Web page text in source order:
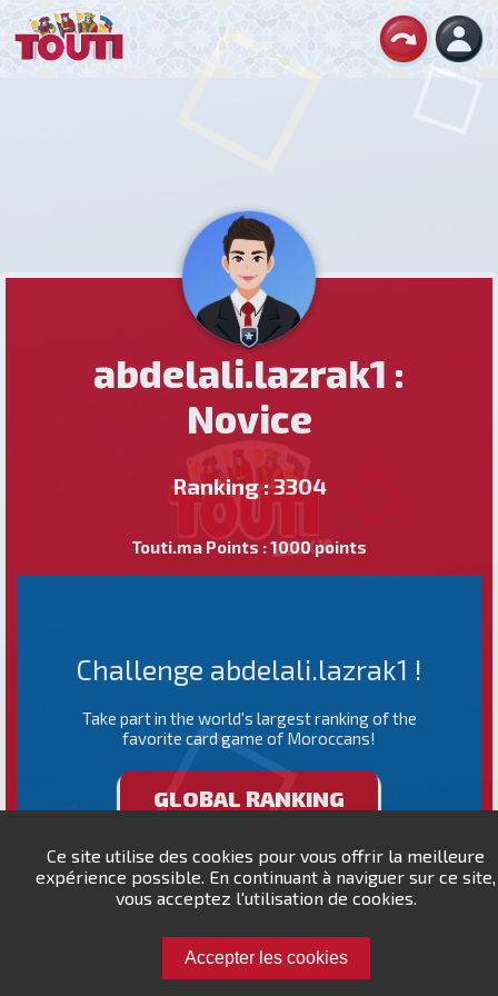
Ce site utilise des cookies pour vous offrir la meilleure
expérience possible. En continuant à naviguer sur ce site,
vous acceptez l'utilisation de cookies.
Accepter les cookies
abdelali.lazrak1 :
Novice
Ranking : 3304
Touti.ma Points : 1000 points
Challenge abdelali.lazrak1 !
Take part in the world's largest ranking of the
favorite card game of Moroccans!
GLOBAL RANKING